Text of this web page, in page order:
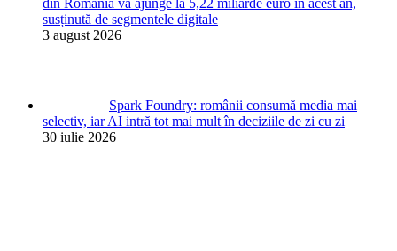
susținută de segmentele digitale
3 august 2026
Spark Foundry: românii consumă media mai
selectiv, iar AI intră tot mai mult în deciziile de zi cu zi
30 iulie 2026